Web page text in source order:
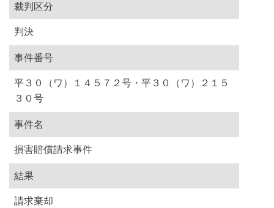
裁判区分
判決
事件番号
平３０（ワ）１４５７２号・平３０（ワ）２１５
３０号
事件名
損害賠償請求事件
結果
請求棄却